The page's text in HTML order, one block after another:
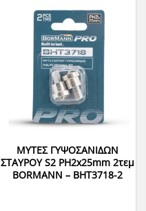
ΜΥΤΕΣ ΓΥΨΟΣΑΝΙΔΩΝ
ΣΤΑΥΡΟΥ S2 PH2x25mm 2τεμ
BORMANN – BHT3718-2